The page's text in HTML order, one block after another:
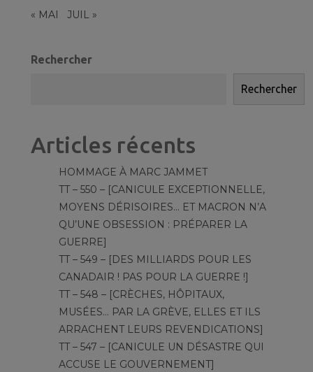
« MAI JUIL »
Rechercher
Rechercher
Articles récents
HOMMAGE À MARC JAMMET
TT – 550 – [CANICULE EXCEPTIONNELLE,
MOYENS DÉRISOIRES… ET MACRON N’A
QU’UNE OBSESSION : PRÉPARER LA
GUERRE]
TT – 549 – [DES MILLIARDS POUR LES
CANADAIR ! PAS POUR LA GUERRE !]
TT – 548 – [CRÈCHES, HÔPITAUX,
MUSÉES… PAR LA GRÈVE, ELLES ET ILS
ARRACHENT LEURS REVENDICATIONS]
TT – 547 – [CANICULE UN DÉSASTRE QUI
ACCUSE LE GOUVERNEMENT]